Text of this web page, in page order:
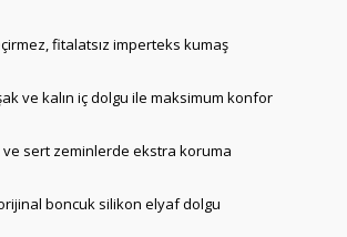
fitalatsız imperteks kumaş
ve kalın iç dolgu ile maksimum konfor
ve sert zeminlerde ekstra koruma
boncuk silikon elyaf dolgu